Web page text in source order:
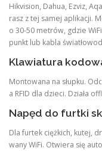
Hikvision, Dahua, Ezviz,
rasz z tej samej aplikacji.
o 30-50 metrów, gdzie
punkt lub kabla
Klawiatura
Montowana na słupku.
a RFID dla dzieci. Działa
Napęd do furtki
Dla furtek ciężkich, kutej,
wany WiFi. Otwiera się